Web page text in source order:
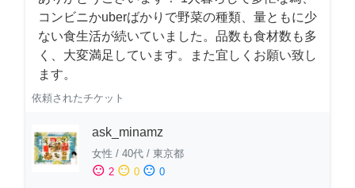
コンビニかuberばかりで野菜の種類、量ともに少
ない食生活が続いていました。品数も食材数も多
く、大変満足しています。また宜しくお願い致し
ます。
依頼されたチケット
ask_minamz
女性 / 40代 / 東京都
sentiment_satisfied 2 sentiment_neutral 0 sentiment_dissatisfied 0